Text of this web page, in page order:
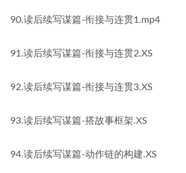
90.读后续写谋篇-衔接与连贯1.mp4
91.读后续写谋篇-衔接与连贯2.XS
92.读后续写谋篇-衔接与连贯3.XS
93.读后续写谋篇-搭故事框架.XS
94.读后续写谋篇-动作链的构建.XS